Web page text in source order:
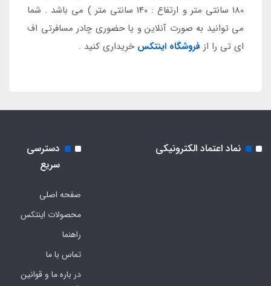
180 سانتی متر و ارتفاع : 140 سانتی متر ) می باشد . شما
می توانید به صورت آنلاین و یا حضوری چادر مسافرتی اف
ای تی را از فروشگاه اینتکس خریداری کنید .
نماد اعتماد الکترونیکی
دسترسی
سریع
صفحه اصلی
محصولات اینتکس
راهنما
تماس با ما
در باره ما و قوانین